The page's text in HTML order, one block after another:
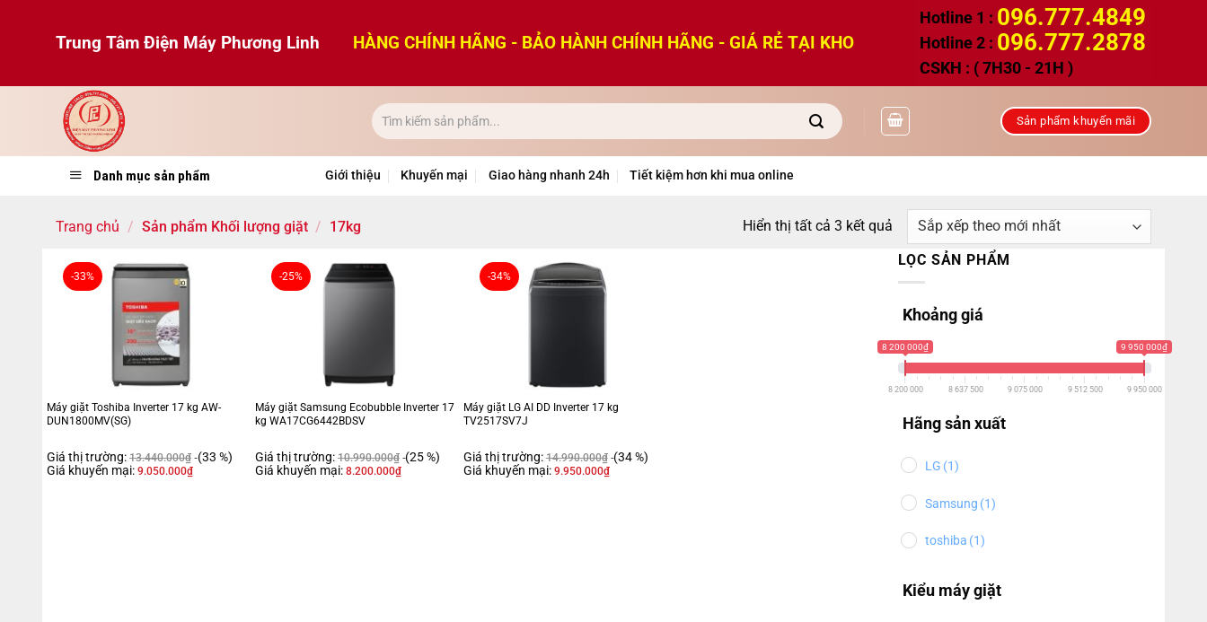
Trung Tâm Điện Máy Phương Linh HÀNG CHÍNH HÃNG - BẢO HÀNH CHÍNH HÃNG - GIÁ RẺ TẠI KHO
Hotline 1 : 096.777.4849
Hotline 2 : 096.777.2878
CSKH : ( 7H30 - 21H )
Sản phẩm khuyến mãi
Danh mục sản phẩm Giới thiệu Khuyến mại Giao hàng nhanh 24h Tiết kiệm hơn khi mua online
Trang chủ / Sản phẩm Khối lượng giặt / 17kg Hiển thị tất cả 3 kết quảĐã
sắp
xếp
mới
nhất
-33%
Máy giặt Toshiba Inverter 17 kg AW-
DUN1800MV(SG)
Giá thị trường: 13.440.000₫ (33 %)
Giá khuyến mại: 9.050.000₫
-25%
Máy giặt Samsung Ecobubble Inverter 17
kg WA17CG6442BDSV
Giá thị trường: 10.990.000₫ (25 %)
Giá khuyến mại: 8.200.000₫
-34%
Máy giặt LG AI DD Inverter 17 kg
TV2517SV7J
Giá thị trường:14.990.000₫ (34 %)
Giá khuyến mại: 9.950.000₫
LỌC SẢN PHẨM
Khoảng giá
8 200 000₫ 9 950 000₫
8 200 000 8 637 500 9 075 000 9 512 500 9 950 000
Hãng sản xuất
LG (1)
Samsung (1)
toshiba (1)
Kiểu máy giặt